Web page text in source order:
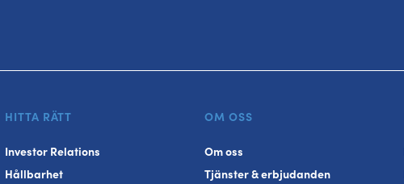
HITTA RÄTT
Investor Relations
Hållbarhet
OM OSS
Om oss
Tjänster & erbjudanden